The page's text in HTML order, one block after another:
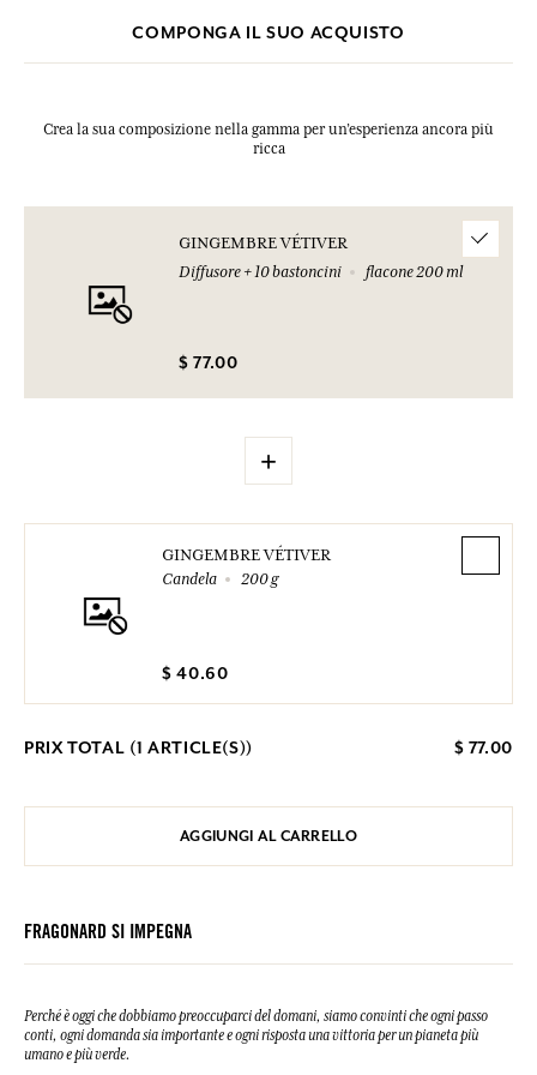
COMPONGA IL SUO ACQUISTO
Crea la sua composizione nella gamma per un’esperienza ancora più
ricca
GINGEMBRE VÉTIVER
Diffusore + 10 bastoncini
flacone 200 ml
$ 77.00
+
GINGEMBRE VÉTIVER
Candela
200 g
$ 40.60
PRIX TOTAL (1 ARTICLE(S)) $ 77.00
AGGIUNGI AL CARRELLO
FRAGONARD SI IMPEGNA
Perché è oggi che dobbiamo preoccuparci del domani, siamo convinti che ogni passo
conti, ogni domanda sia importante e ogni risposta una vittoria per un pianeta più
umano e più verde.